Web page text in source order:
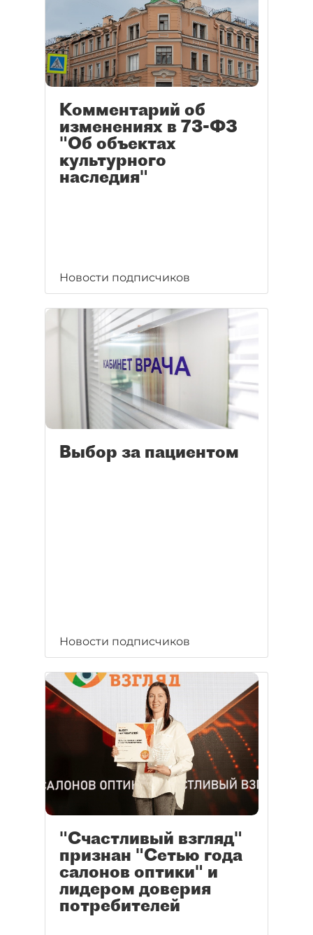
Комментарий об
изменениях в 73-ФЗ
"Об объектах
культурного
наследия"
Новости подписчиков
Выбор за пациентом
Новости подписчиков
"Счастливый взгляд"
признан "Сетью года
салонов оптики" и
лидером доверия
потребителей